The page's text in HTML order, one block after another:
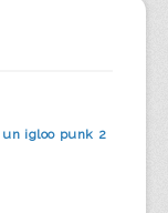
igloo punk 2